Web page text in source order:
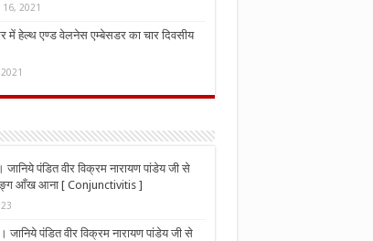
2021
में हेल्थ एण्ड वेलनेस एम्बेसडर का चार दिवसीय
पंडित वीर विक्रम नारायण पांडेय जी से
आँख आना [ Conjunctivitis ]
जानिये पंडित वीर विक्रम नारायण पांडेय जी से